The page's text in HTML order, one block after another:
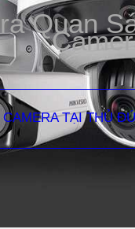
Quan
TẠI THỦ